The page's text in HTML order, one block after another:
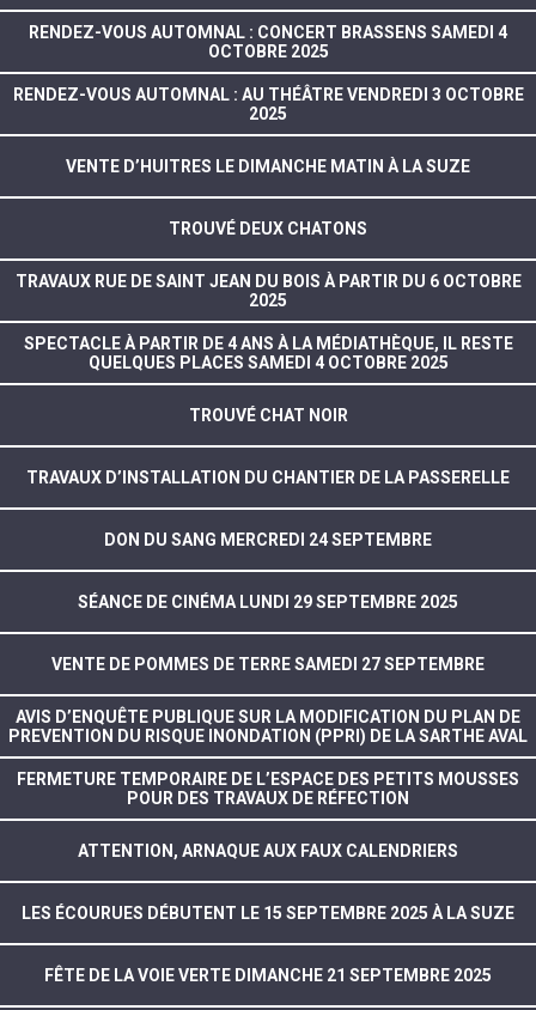
RENDEZ-VOUS AUTOMNAL : CONCERT BRASSENS SAMEDI 4
OCTOBRE 2025
RENDEZ-VOUS AUTOMNAL : AU THÉÂTRE VENDREDI 3 OCTOBRE
2025
VENTE D’HUITRES LE DIMANCHE MATIN À LA SUZE
TROUVÉ DEUX CHATONS
TRAVAUX RUE DE SAINT JEAN DU BOIS À PARTIR DU 6 OCTOBRE
2025
SPECTACLE À PARTIR DE 4 ANS À LA MÉDIATHÈQUE, IL RESTE
QUELQUES PLACES SAMEDI 4 OCTOBRE 2025
TROUVÉ CHAT NOIR
TRAVAUX D’INSTALLATION DU CHANTIER DE LA PASSERELLE
DON DU SANG MERCREDI 24 SEPTEMBRE
SÉANCE DE CINÉMA LUNDI 29 SEPTEMBRE 2025
VENTE DE POMMES DE TERRE SAMEDI 27 SEPTEMBRE
AVIS D’ENQUÊTE PUBLIQUE SUR LA MODIFICATION DU PLAN DE
PREVENTION DU RISQUE INONDATION (PPRI) DE LA SARTHE AVAL
FERMETURE TEMPORAIRE DE L’ESPACE DES PETITS MOUSSES
POUR DES TRAVAUX DE RÉFECTION
ATTENTION, ARNAQUE AUX FAUX CALENDRIERS
LES ÉCOURUES DÉBUTENT LE 15 SEPTEMBRE 2025 À LA SUZE
FÊTE DE LA VOIE VERTE DIMANCHE 21 SEPTEMBRE 2025